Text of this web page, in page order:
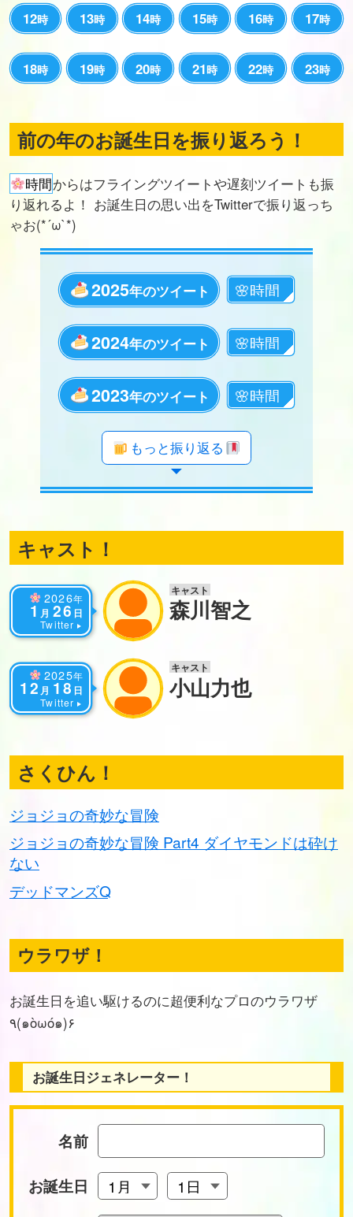
12時 13時 14時 15時 16時 17時
18時 19時 20時 21時 22時 23時
前の年のお誕生日を振り返ろう！
時間からはフライングツイートや遅刻ツイートも振
り返れるよ！ お誕生日の思い出をTwitterで振り返っち
ゃお(*´ω`*)
2025年のツイート
2024年のツイート
2023年のツイート
年のツイート
年のツイート
年のツイート
年のツイート
年のツイート
年のツイート
年のツイート
年のツイート
年のツイート
年のツイート
年のツイート
年のツイート
年のツイート
年のツイート
年のツイート
年のツイート
年のツイート
もっと振り返る
キャスト！
2026年
1 月 26 日
Twitter
キャスト
森川智之
2025年
12 月 18 日
Twitter
キャスト
小山力也
さくひん！
ジョジョの奇妙な冒険
ジョジョの奇妙な冒険 Part4 ダイヤモンドは砕け
ない
デッドマンズQ
ウラワザ！
お誕生日を追い駆けるのに超便利なプロのウラワザ
٩(๑òωó๑)۶
お誕生日ジェネレーター！
名前
お誕生日